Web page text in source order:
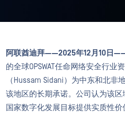
阿联酋迪拜——2025年12月10日
的全球OPSWAT任命网络安全行业
（Hussam Sidani）为中东和北非
该地区的长期承诺。公司认为该
国家数字化发展目标提供实质性价